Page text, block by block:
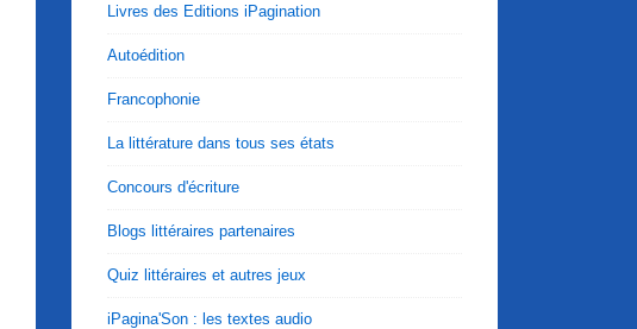
Livres des Editions iPagination
Autoédition
Francophonie
La littérature dans tous ses états
Concours d'écriture
Blogs littéraires partenaires
Quiz littéraires et autres jeux
iPagina'Son : les textes audio